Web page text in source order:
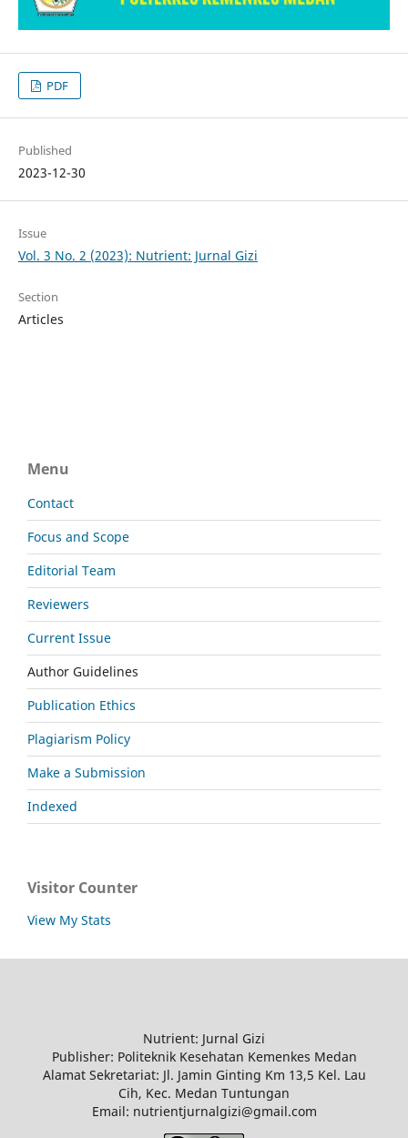
PDF
Published
2023-12-30
Issue
Vol. 3 No. 2 (2023): Nutrient: Jurnal Gizi
Section
Articles
Menu
Contact
Focus and Scope
Editorial Team
Reviewers
Current Issue
Author Guidelines
Publication Ethics
Plagiarism Policy
Make a Submission
Indexed
Visitor Counter
View My Stats
Nutrient: Jurnal Gizi
Publisher: Politeknik Kesehatan Kemenkes Medan
Alamat Sekretariat: Jl. Jamin Ginting Km 13,5 Kel. Lau
Cih, Kec. Medan Tuntungan
Email: nutrientjurnalgizi@gmail.com